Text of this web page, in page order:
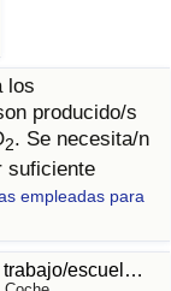
los
producido/s
2. Se necesita/n
suficiente
empleadas para
trabajo/escuel…